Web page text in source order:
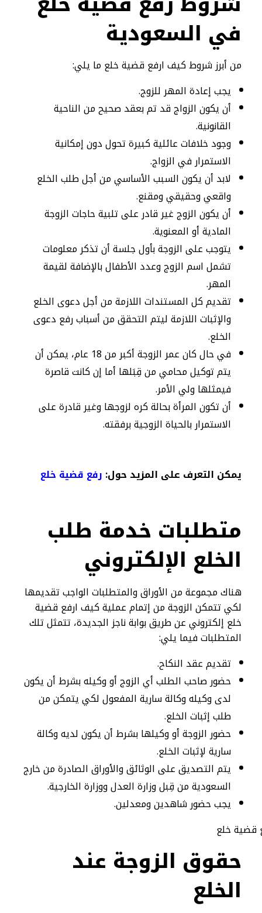
في السعودية
من أبرز شروط كيف ارفع قضية خلع ما يلي:
يجب إعادة المهر للزوج.
أن يكون الزواج قد تم بعقد صحيح من الناحية
القانونية.
وجود خلافات عائلية كبيرة تحول دون إمكانية
الاستمرار في الزواج.
لابد أن يكون السبب الأساسي من أجل طلب الخلع
واقعي وحقيقي ومقنع.
أن يكون الزوج غير قادر على تلبية حاجات الزوجة
المادية أو المعنوية.
يتوجب على الزوجة بأول جلسة أن تذكر معلومات
تشمل اسم الزوج وعدد الأطفال بالإضافة لقيمة
المهر.
تقديم كل المستندات اللازمة من أجل دعوى الخلع
والإثبات اللازمة ليتم التحقق من أسباب رفع دعوى
الخلع.
في حال كان عمر الزوجة أكبر من 18 عام، يمكن أن
يتم توكيل محامي من قِبَلها أما إن كانت قاصرة
فيمثلها ولي الأمر.
أن تكون المرأة بحالة كره لزوجها وغير قادرة على
الاستمرار بالحياة الزوجية برفقته.
يمكن التعرف على المزيد حول: رفع قضية خلع
متطلبات خدمة طلب
الخلع الإلكتروني
هناك مجموعة من الأوراق والمتطلبات الواجب تقديمها
لكي تتمكن الزوجة من إتمام عملية كيف ارفع قضية
خلع إلكتروني عن طريق بوابة ناجز الجديدة، تتمثل تلك
المتطلبات فيما يلي:
تقديم عقد النكاح.
حضور صاحب الطلب أي الزوج أو وكيله بشرط أن يكون
لدى وكيله وكالة سارية المفعول لكي يتمكن من
طلب إثبات الخلع.
حضور الزوجة أو وكيلها بشرط أن يكون لديه وكالة
سارية لإثبات الخلع.
يتم التصديق على الوثائق والأوراق الصادرة من خارج
السعودية من قِبل وزارة العدل ووزارة الخارجية.
يجب حضور شاهدين ومعدلين.
حقوق الزوجة عند
الخلع